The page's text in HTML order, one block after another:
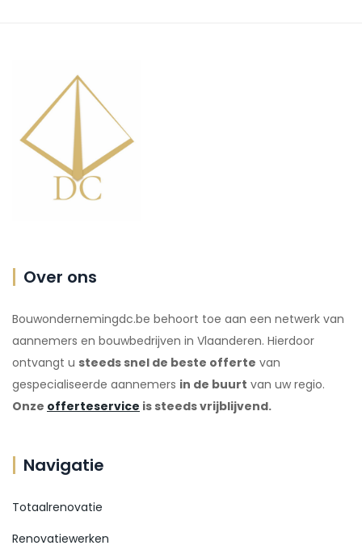
Over ons
Bouwondernemingdc.be behoort toe aan een netwerk van
aannemers en bouwbedrijven in Vlaanderen. Hierdoor
ontvangt u steeds snel de beste offerte van
gespecialiseerde aannemers in de buurt van uw regio.
Onze offerteservice is steeds vrijblijvend.
Navigatie
Totaalrenovatie
Renovatiewerken